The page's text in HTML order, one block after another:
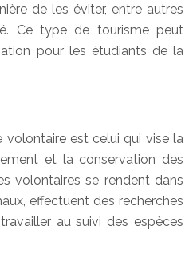
de les éviter, entre autres
Ce type de tourisme peut
pour les étudiants de la
est celui qui vise la
et la conservation des
volontaires se rendent dans
effectuent des recherches
au suivi des espèces